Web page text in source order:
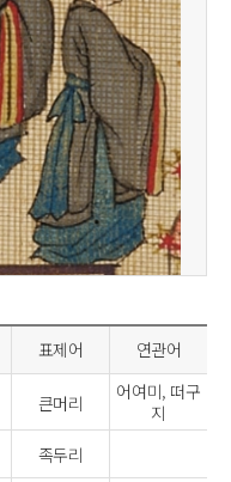
표제어 연관어
큰머리
어여미, 떠구
지
족두리